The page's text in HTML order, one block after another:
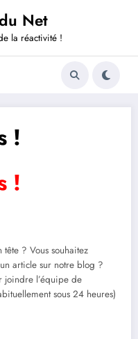
Net
la réactivité !
!
!
? Vous souhaitez
article sur notre blog ?
joindre l’équipe de
sous 24 heures)